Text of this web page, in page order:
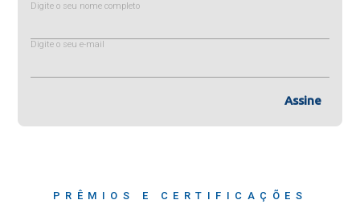
Digite o seu nome completo
Digite o seu e-mail
Assine
PRÊMIOS E CERTIFICAÇÕES